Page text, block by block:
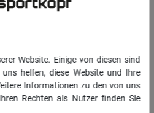
Website. Einige von diesen sind
helfen, diese Website und Ihre
Informationen zu den von uns
Rechten als Nutzer finden Sie